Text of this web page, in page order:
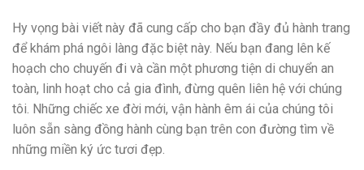
Hy vọng bài viết này đã cung cấp cho bạn đầy đủ hành trang
để khám phá ngôi làng đặc biệt này. Nếu bạn đang lên kế
hoạch cho chuyến đi và cần một phương tiện di chuyển an
toàn, linh hoạt cho cả gia đình, đừng quên liên hệ với chúng
tôi. Những chiếc xe đời mới, vận hành êm ái của chúng tôi
luôn sẵn sàng đồng hành cùng bạn trên con đường tìm về
những miền ký ức tươi đẹp.